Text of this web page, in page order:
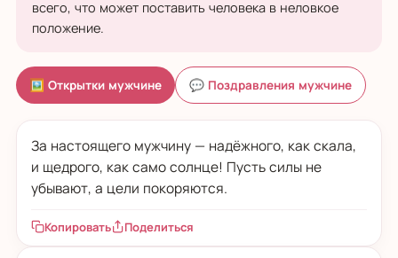
всего, что может поставить человека в неловкое
положение.
🖼 Открытки мужчине 💬 Поздравления мужчине
За настоящего мужчину — надёжного, как скала,
и щедрого, как само солнце! Пусть силы не
убывают, а цели покоряются.
Копировать Поделиться